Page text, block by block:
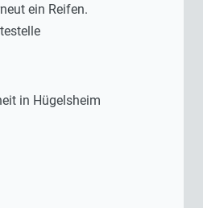
ein Reifen.
in Hügelsheim